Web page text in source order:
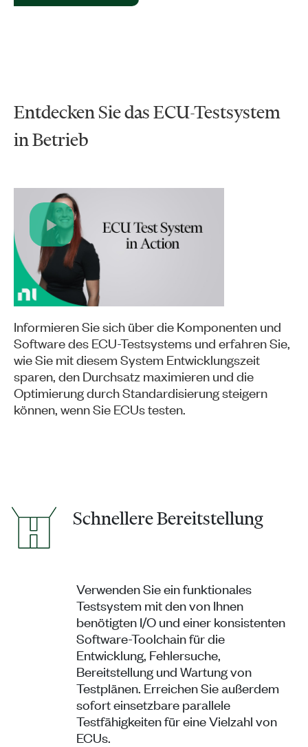
Entdecken Sie das ECU-Testsystem
in Betrieb
Play
Video
Informieren Sie sich über die Komponenten und
Software des ECU-Testsystems und erfahren Sie,
wie Sie mit diesem System Entwicklungszeit
sparen, den Durchsatz maximieren und die
Optimierung durch Standardisierung steigern
können, wenn Sie ECUs testen.
Schnellere Bereitstellung
Verwenden Sie ein funktionales
Testsystem mit den von Ihnen
benötigten I/O und einer konsistenten
Software-Toolchain für die
Entwicklung, Fehlersuche,
Bereitstellung und Wartung von
Testplänen. Erreichen Sie außerdem
sofort einsetzbare parallele
Testfähigkeiten für eine Vielzahl von
ECUs.